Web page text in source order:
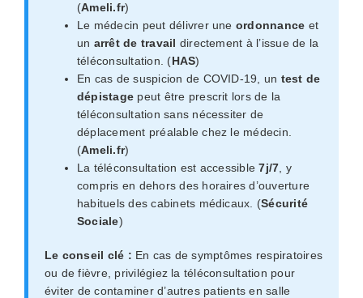
(Ameli.fr)
Le médecin peut délivrer une ordonnance et
un arrêt de travail directement à l’issue de la
téléconsultation. (HAS)
En cas de suspicion de COVID-19, un test de
dépistage peut être prescrit lors de la
téléconsultation sans nécessiter de
déplacement préalable chez le médecin.
(Ameli.fr)
La téléconsultation est accessible7j/7 , y
compris en dehors des horaires d’ouverture
habituels des cabinets médicaux. (Sécurité
Sociale)
Le conseil clé : En cas de symptômes respiratoires
ou de fièvre, privilégiez la téléconsultation pour
éviter de contaminer d’autres patients en salle